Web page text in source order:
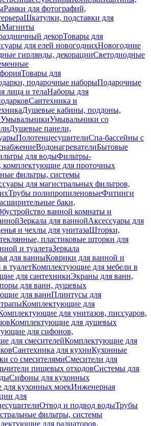
Рамки для фотографий,
Шкатулки, подставки для
Магниты
декорТовары для
для елей новогоднихНовогодние
гирлянды, декорацииСветодиодные
Товары для
подарочные наборыПодарочные
лица и телаНаборы для
Сантехника и
Душевые кабины, поддоны,
УмывальникиУмывальники со
Душевые панели,
ПолотенцесушителиСпа-бассейны с
ВодонагревателиБытовые
для водыФильтры-
комплектующие для проточных
фильтры, системы
для магистральных фильтров,
Трубы полипропиленовыеФитинги
баки,
ванной комнаты и
Зеркала для ваннойАксессуары для
и чехлы для унитазаШторки,
пластиковые шторки для
и туалетаЗеркала
для ванныКоврики для ванной и
туалетКомплектующие для мебели в
для сантехникиЭкраны для ванн,
для ванн, душевых
для ваннПлинтусы для
Комплектующие для
для унитазов, писсуаров,
Комплектующие для душевых
для сифонов,
для смесителейКомплектующие для
Сантехника для кухниКухонные
со смесителямиСмесители для
пищевых отходовСистемы для
Сифоны для кухонных
кухонных моекИнженерная
для
Отвод и подвод водыТрубы
фильтры, системы
для радиаторов,